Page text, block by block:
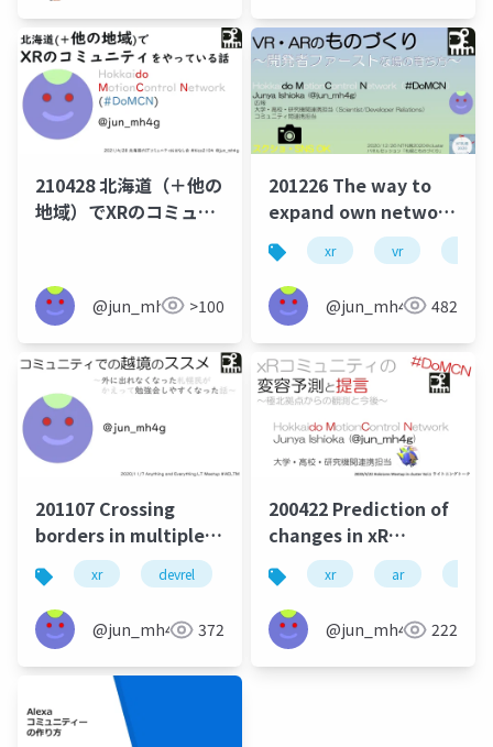
210428 北海道（＋他の
地域）でXRのコミュニ
@jun_mh4g>100
201226 The way to
expand own network
of
developers/communities
in online
environment
through events
xr vr
@jun_mh4g482
201107 Crossing
borders in multiple
communities to
create your own role
xr devrel scirel community design
@jun_mh4g372
200422 Prediction of
changes in xR
developers'
community in local
city and an idea for
constructing sub-
ecosystem
xr ar
@jun_mh4g222